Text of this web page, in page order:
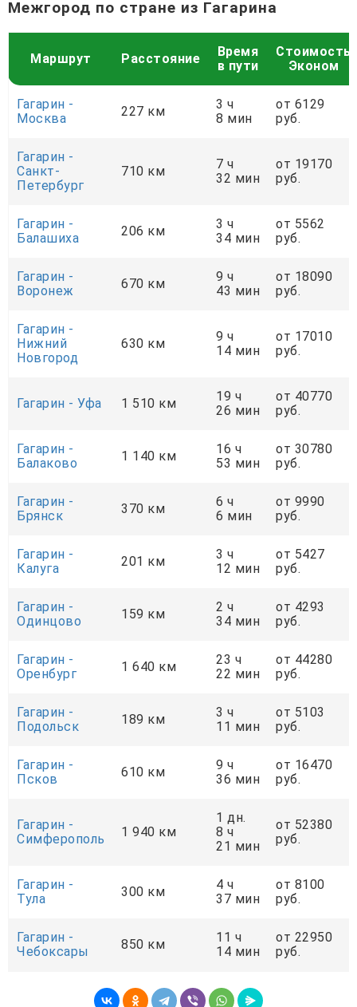
Межгород по стране из Гагарина
Маршрут Расстояние
Время
в пути
Стоимость
Эконом
Гагарин -
Москва
227 км
3 ч
8 мин
от 6129
руб.
Гагарин -
Санкт-
Петербург
710 км
7 ч
32 мин
от 19170
руб.
Гагарин -
Балашиха
206 км
3 ч
34 мин
от 5562
руб.
Гагарин -
Воронеж
670 км
9 ч
43 мин
от 18090
руб.
Гагарин -
Нижний
Новгород
630 км
9 ч
14 мин
от 17010
руб.
Гагарин - Уфа 1 510 км
19 ч
26 мин
от 40770
руб.
Гагарин -
Балаково
1 140 км
16 ч
53 мин
от 30780
руб.
Гагарин -
Брянск
370 км
6 ч
6 мин
от 9990
руб.
Гагарин -
Калуга
201 км
3 ч
12 мин
от 5427
руб.
Гагарин -
Одинцово
159 км
2 ч
34 мин
от 4293
руб.
Гагарин -
Оренбург
1 640 км
23 ч
22 мин
от 44280
руб.
Гагарин -
Подольск
189 км
3 ч
11 мин
от 5103
руб.
Гагарин -
Псков
610 км
9 ч
36 мин
от 16470
руб.
Гагарин -
Симферополь
1 940 км
1 дн.
8 ч
21 мин
от 52380
руб.
Гагарин -
Тула
300 км
4 ч
37 мин
от 8100
руб.
Гагарин -
Чебоксары
850 км
11 ч
14 мин
от 22950
руб.